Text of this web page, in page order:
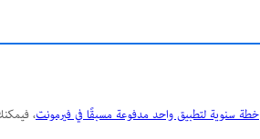
خطة سنوية لتطبيق واحد مدفوعة مسبقًا في فيرمونت،